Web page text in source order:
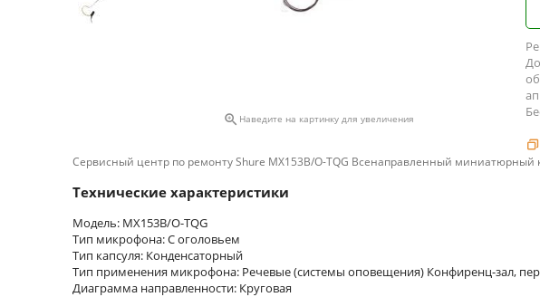
 Наведите на картинку для увеличения
Сервисный центр по ремонту Shure MX153B/O-TQG Всенаправленный
Технические характеристики
Модель: MX153B/O-TQG
Тип микрофона: С оголовьем
Тип капсуля: Конденсаторный
Тип применения микрофона: Речевые (системы оповещения) Конфиренц-зал,
Диаграмма направленности: Круговая